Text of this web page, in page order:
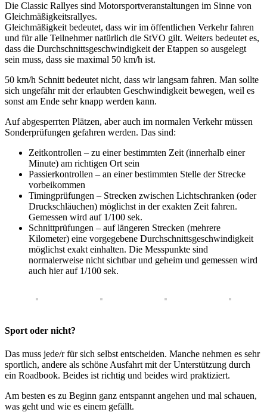
Die Classic Rallyes sind Motorsportveranstaltungen im Sinne von
Gleichmäßigkeitsrallyes.
Gleichmäßigkeit bedeutet, dass wir im öffentlichen Verkehr fahren
und für alle Teilnehmer natürlich die StVO gilt. Weiters bedeutet es,
dass die Durchschnittsgeschwindigkeit der Etappen so ausgelegt
sein muss, dass sie maximal 50 km/h ist.
50 km/h Schnitt bedeutet nicht, dass wir langsam fahren. Man sollte
sich ungefähr mit der erlaubten Geschwindigkeit bewegen, weil es
sonst am Ende sehr knapp werden kann.
Auf abgesperrten Plätzen, aber auch im normalen Verkehr müssen
Sonderprüfungen gefahren werden. Das sind:
Zeitkontrollen – zu einer bestimmten Zeit (innerhalb einer
Minute) am richtigen Ort sein
Passierkontrollen – an einer bestimmten Stelle der Strecke
vorbeikommen
Timingprüfungen – Strecken zwischen Lichtschranken (oder
Druckschläuchen) möglichst in der exakten Zeit fahren.
Gemessen wird auf 1/100 sek.
Schnittprüfungen – auf längeren Strecken (mehrere
Kilometer) eine vorgegebene Durchschnittsgeschwindigkeit
möglichst exakt einhalten. Die Messpunkte sind
normalerweise nicht sichtbar und geheim und gemessen wird
auch hier auf 1/100 sek.
Sport oder nicht?
Das muss jede/r für sich selbst entscheiden. Manche nehmen es sehr
sportlich, andere als schöne Ausfahrt mit der Unterstützung durch
ein Roadbook. Beides ist richtig und beides wird praktiziert.
Am besten es zu Beginn ganz entspannt angehen und mal schauen,
was geht und wie es einem gefällt.